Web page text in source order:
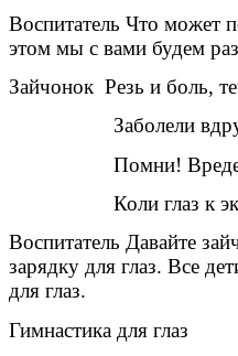
Воспитатель Что может
этом мы с вами будем
Зайчонок Резь и боль,
Заболели
Помни!
Коли глаз к
Воспитатель Давайте
зарядку для глаз. Все
для глаз.
Гимнастика для глаз